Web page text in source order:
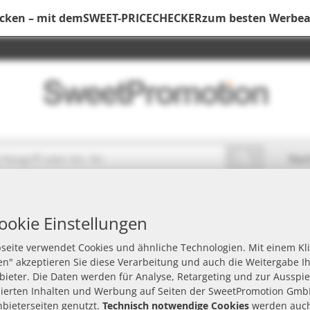
– mit demSWEET-PRICECHECKERzum besten
Einstellungen
verwendet Cookies und ähnliche Technologien. Mit einem
akzeptieren Sie diese Verarbeitung und auch die Weitergabe
Die Daten werden für Analyse, Retargeting und zur
Inhalten und Werbung auf Seiten der SweetPromotion
genutzt. Technisch notwendige Cookies werden
Marke Verpackung Werbeanbringung